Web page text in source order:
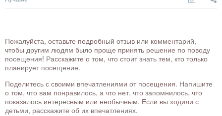
Пожалуйста, оставьте подробный отзыв или комментарий,
чтобы другим людям было проще принять решение по поводу
посещения! Расскажите о том, что стоит знать тем, кто только
планирует посещение.
Поделитесь с своими впечатлениями от посещения. Напишите
о том, что вам понравилось, а что нет, что запомнилось, что
показалось интересным или необычным. Если вы ходили с
детьми, расскажите об их впечатлениях.